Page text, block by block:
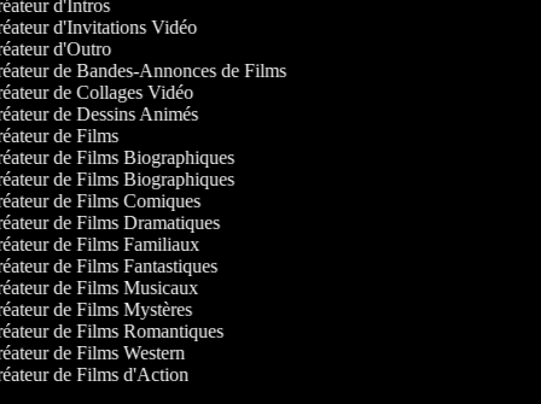
d'Intros
d'Invitations Vidéo
d'Outro
de Bandes-Annonces de Films
de Collages Vidéo
de Dessins Animés
de Films
de Films Biographiques
de Films Biographiques
de Films Comiques
de Films Dramatiques
de Films Familiaux
de Films Fantastiques
de Films Musicaux
de Films Mystères
de Films Romantiques
de Films Western
de Films d'Action